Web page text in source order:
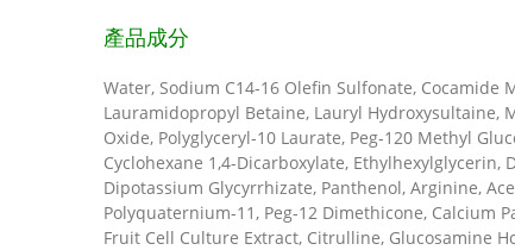
產品成分
Water, Sodium C14-16 Olefin Sulfonate, Cocamide
Lauramidopropyl Betaine, Lauryl Hydroxysultaine,
Oxide, Polyglyceryl-10 Laurate, Peg-120 Methyl
Cyclohexane 1,4-Dicarboxylate, Ethylhexylglycerin,
Dipotassium Glycyrrhizate, Panthenol, Arginine,
Polyquaternium-11, Peg-12 Dimethicone, Calcium
Fruit Cell Culture Extract, Citrulline, Glucosamine